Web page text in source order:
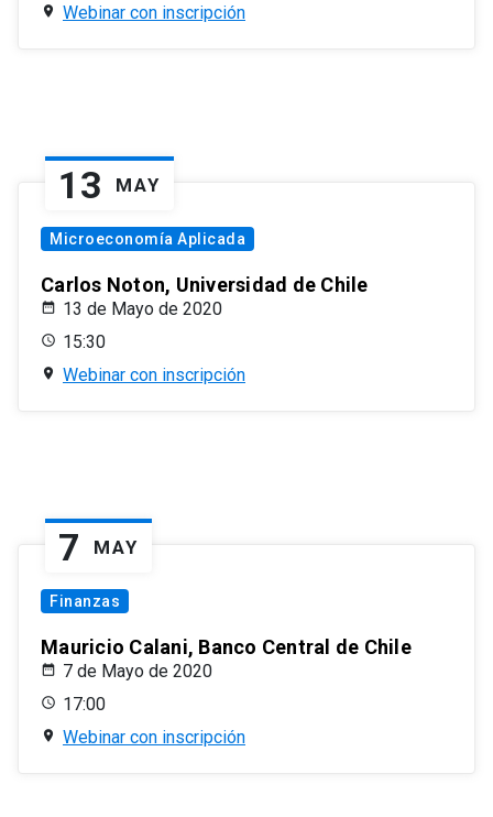
Webinar con inscripción
13 MAY
Microeconomía Aplicada
Carlos Noton, Universidad de Chile
13 de Mayo de 2020
15:30
Webinar con inscripción
7 MAY
Finanzas
Mauricio Calani, Banco Central de Chile
7 de Mayo de 2020
17:00
Webinar con inscripción